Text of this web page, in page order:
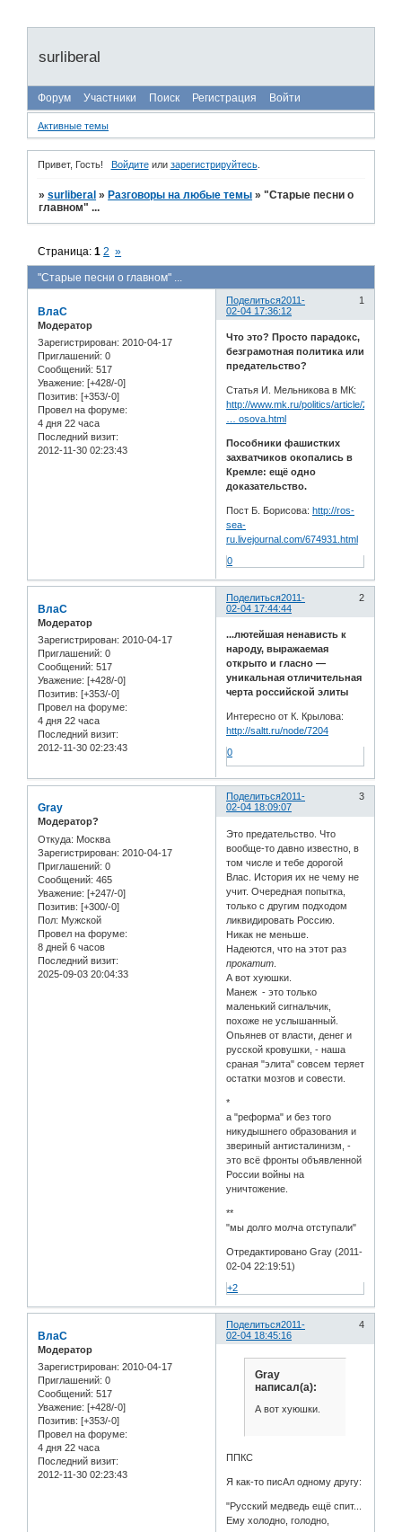
surliberal
Форум Участники Поиск Регистрация Войти
Активные темы
Привет, Гость! Войдитеили зарегистрируйтесь.
»surliberal » Разговоры на любые темы »"Старые песни о
главном" ...
"Старые песни о главном" ...
Страница:1 2 »
Поделиться 1
2011-
02-04 17:36:12
ВлаС
Модератор
Зарегистрирован: 2010-04-17
Приглашений: 0
Сообщений: 517
Уважение: [+428/-0]
Позитив: [+353/-0]
Провел на форуме:
4 дня 22 часа
Последний визит:
2012-11-30 02:23:43
Что это? Просто парадокс,
безграмотная политика или
предательство?
Статья И. Мельникова в МК:
http://www.mk.ru/politics/article/2011/
… osova.html
Пособники фашистких
захватчиков окопались в
Кремле: ещё одно
доказательство.
Пост Б. Борисова:http://ros-
sea-
ru.livejournal.com/674931.html
0
Поделиться 2
2011-
02-04 17:44:44
ВлаС
Модератор
Зарегистрирован: 2010-04-17
Приглашений: 0
Сообщений: 517
Уважение: [+428/-0]
Позитив: [+353/-0]
Провел на форуме:
4 дня 22 часа
Последний визит:
2012-11-30 02:23:43
...лютейшая ненависть к
народу, выражаемая
открыто и гласно —
уникальная отличительная
черта российской элиты
Интересно от К. Крылова:
http://saltt.ru/node/7204
0
Поделиться 3
2011-
02-04 18:09:07
Gray
Модератор?
Откуда: Москва
Зарегистрирован: 2010-04-17
Приглашений: 0
Сообщений: 465
Уважение: [+247/-0]
Позитив: [+300/-0]
Пол: Мужской
Провел на форуме:
8 дней 6 часов
Последний визит:
2025-09-03 20:04:33
Это предательство. Что
вообще-то давно известно, в
том числе и тебе дорогой
Влас. История их не чему не
учит. Очередная попытка,
только с другим подходом
ликвидировать Россию.
Никак не меньше.
Надеются, что на этот раз
прокатит
А вот хуюшки.
Манеж - это только
маленький сигнальчик,
похоже не услышанный.
Опьянев от власти, денег и
русской кровушки, - наша
сраная "элита" совсем теряет
остатки мозгов и совести.
*
а "реформа" и без того
никудышнего образования и
звериный антисталинизм, -
это всё фронты объявленной
России войны на
уничтожение.
**
"мы долго молча отступали"
Отредактировано Gray (2011-
02-04 22:19:51)
+2
Поделиться 4
2011-
02-04 18:45:16
ВлаС
Модератор
Зарегистрирован: 2010-04-17
Приглашений: 0
Сообщений: 517
Уважение: [+428/-0]
Позитив: [+353/-0]
Провел на форуме:
4 дня 22 часа
Последний визит:
2012-11-30 02:23:43
Gray
написал(а):
А вот хуюшки.
ППКС
Я как-то писАл одному другу:
"Русский медведь ещё спит...
Ему холодно, голодно,